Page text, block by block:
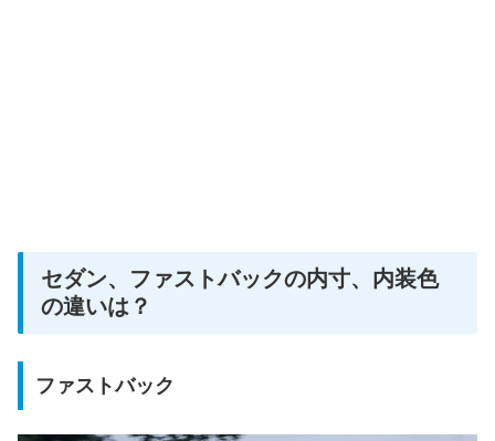
セダン、ファストバックの内寸、内装色
の違いは？
ファストバック